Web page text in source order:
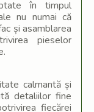
în timpul
nu numai că
și asamblarea
pieselor
calmantă și
detaliilor fine
fiecărei